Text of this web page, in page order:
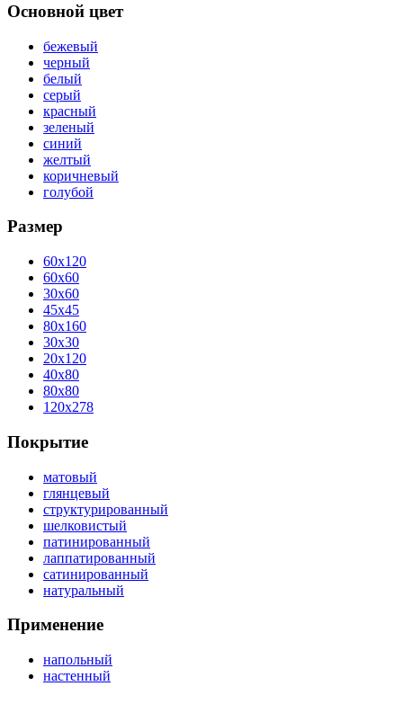
Основной цвет
бежевый
черный
белый
серый
красный
зеленый
синий
желтый
коричневый
голубой
Размер
60x120
60x60
30x60
45x45
80x160
30x30
20x120
40x80
80x80
120x278
Покрытие
матовый
глянцевый
структурированный
шелковистый
патинированный
лаппатированный
сатинированный
натуральный
Применение
напольный
настенный